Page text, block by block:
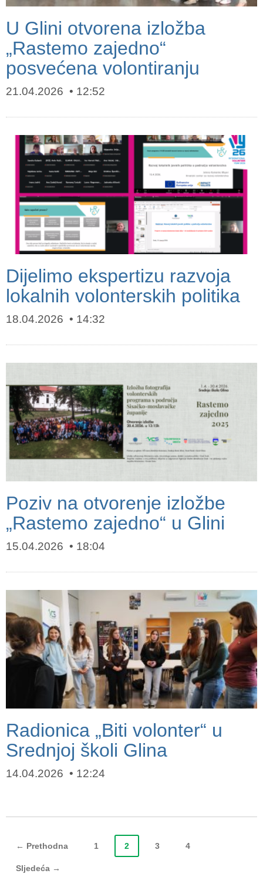
U Glini otvorena izložba
„Rastemo zajedno“
posvećena volontiranju
21.04.2026 12:52
Dijelimo ekspertizu razvoja
lokalnih volonterskih politika
18.04.2026 14:32
Poziv na otvorenje izložbe
„Rastemo zajedno“ u Glini
15.04.2026 18:04
Radionica „Biti volonter“ u
Srednjoj školi Glina
14.04.2026 12:24
← Prethodna 1 2 3 4
Sljedeća →